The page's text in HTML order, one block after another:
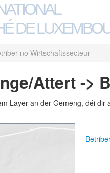
DE
no Wirtschaftssecteur
Attert ->
Layer an der Gemeng, déi